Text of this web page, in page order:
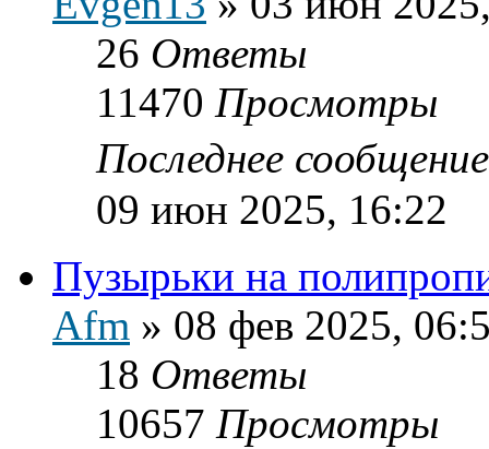
26 Ответы
11470 Просмотры
Последнее
09 июн 2025, 16:22
Пузырьки на
Afm » 08 фев 2025,
18 Ответы
10657 Просмотры